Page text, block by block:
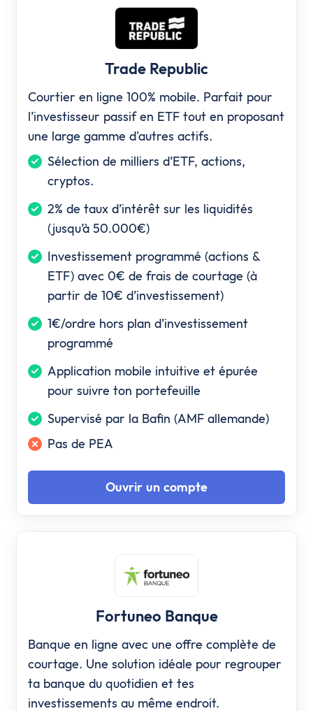
Trade Republic
Courtier en ligne 100% mobile. Parfait pour
l’investisseur passif en ETF tout en proposant
une large gamme d'autres actifs.
Sélection de milliers d’ETF, actions,
cryptos.
2% de taux d’intérêt sur les liquidités
(jusqu’à 50.000€)
Investissement programmé (actions &
ETF) avec 0€ de frais de courtage (à
partir de 10€ d’investissement)
1€/ordre hors plan d’investissement
programmé
Application mobile intuitive et épurée
pour suivre ton portefeuille
Supervisé par la Bafin (AMF allemande)
Pas de PEA
Ouvrir un compte
Fortuneo Banque
Banque en ligne avec une offre complète de
courtage. Une solution idéale pour regrouper
ta banque du quotidien et tes
investissements au même endroit.